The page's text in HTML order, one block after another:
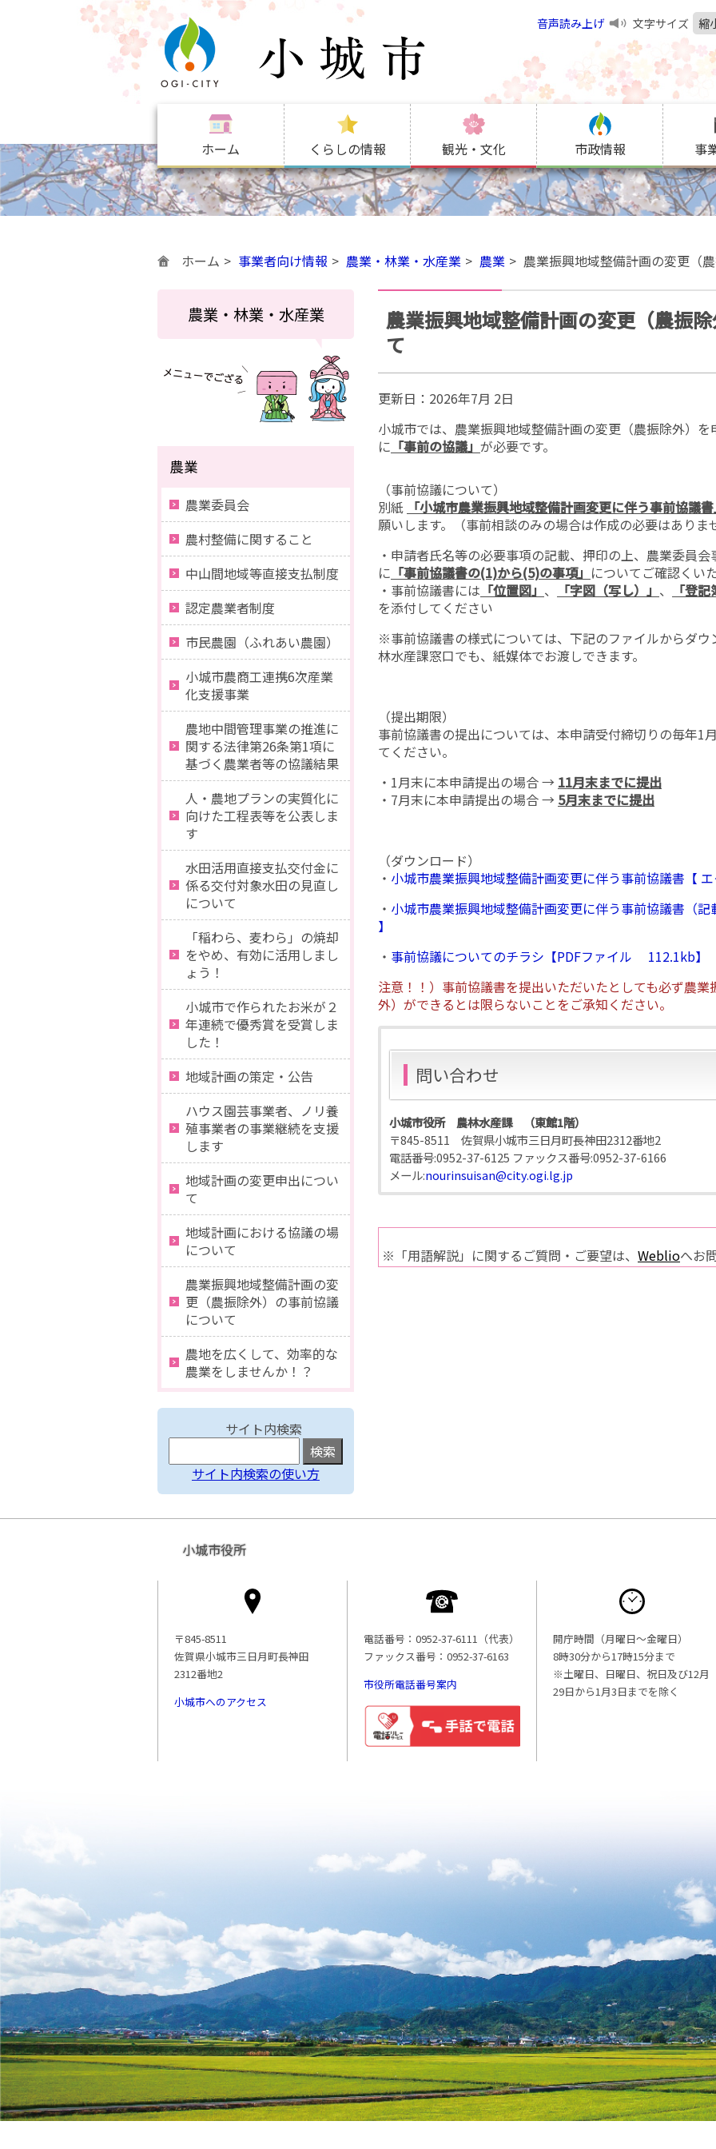
音声読み上げ 文字サイズ 縮
ホーム くらしの情報 観光・文化 市政情報 事
ホーム 事業者向け情報 農業・林業・水産業 農業 農業振興地域整備計画の変更（
農業振興地域整備計画の変更（農振
て
更新日： 2026年7月 2日
小城市では、農業振興地域整備計画の変更（農振除外）
に 「事前の協議」 が必要です。
（事前協議について）
別紙 「小城市農業振興地域整備計画変更に伴う事前協議書
願いします。（事前相談のみの場合は作成の必要はありま
・申請者氏名等の必要事項の記載、押印の上、農業委員
に 「事前協議書の(1)から(5)の事項」 についてご確認くい
・事前協議書には 「位置図」 、 「字図（写し）」 、 「登
を添付してください
※事前協議書の様式については、下記のファイルからダウ
林水産課窓口でも、紙媒体でお渡しできます。
（提出期限）
事前協議書の提出については、本申請受付締切りの毎年1
てください。
・1月末に本申請提出の場合 → 11月末までに提出
・7月末に本申請提出の場合 → 5月末までに提出
（ダウンロード）
・ 小城市農業振興地域整備計画変更に伴う事前協議書【 エ
・ 小城市農業振興地域整備計画変更に伴う事前協議書（
】
・ 事前協議についてのチラシ【PDFファイル 112.1kb】
注意！！）事前協議書を提出いただいたとしても必ず農
外）ができるとは限らないことをご承知ください。
問い合わせ
小城市役所 農林水産課 （東館1階）
〒845-8511 佐賀県小城市三日月町長神田2312番地2
電話番号:0952-37-6125 ファックス番号:0952-37-6166
メール:nourinsuisan@city.ogi.lg.jp
※「用語解説」に関するご質問・ご要望は、 Weblioへお
農業・林業・水産業
農業
農業委員会
農村整備に関すること
中山間地域等直接支払制度
認定農業者制度
市民農園（ふれあい農園）
小城市農商工連携6次産業
化支援事業
農地中間管理事業の推進に
関する法律第26条第1項に
基づく農業者等の協議結果
人・農地プランの実質化に
向けた工程表等を公表しま
す
水田活用直接支払交付金に
係る交付対象水田の見直し
について
「稲わら、麦わら」の焼却
をやめ、有効に活用しまし
ょう！
小城市で作られたお米が２
年連続で優秀賞を受賞しま
した！
地域計画の策定・公告
ハウス園芸事業者、ノリ養
殖事業者の事業継続を支援
します
地域計画の変更申出につい
て
地域計画における協議の場
について
農業振興地域整備計画の変
更（農振除外）の事前協議
について
農地を広くして、効率的な
農業をしませんか！？
サイト内検索
サイト内検索の使い方
小城市役所
〒845-8511
佐賀県小城市三日月町長神田
2312番地2
小城市へのアクセス
電話番号：0952-37-6111（代表）
ファックス番号：0952-37-6163
市役所電話番号案内
開庁時間（月曜日〜金曜日）
8時30分から17時15分まで
※土曜日、日曜日、祝日及び12月
29日から1月3日までを除く